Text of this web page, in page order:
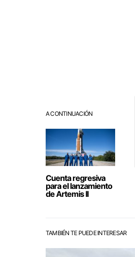
A CONTINUACIÓN
Cuenta regresiva
para el lanzamiento
de Artemis II
TAMBIÉN TE PUEDE INTERESAR